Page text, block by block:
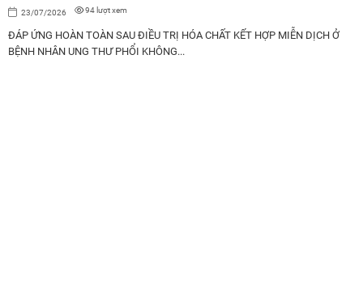
23/07/2026 94 lượt xem
ĐÁP ỨNG HOÀN TOÀN SAU ĐIỀU TRỊ HÓA CHẤT KẾT HỢP MIỄN DỊCH Ở
BỆNH NHÂN UNG THƯ PHỔI KHÔNG...